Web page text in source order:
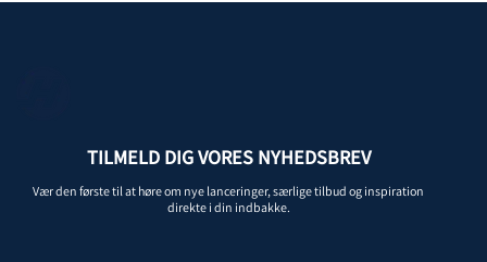
TILMELD DIG VORES NYHEDSBREV
Vær den første til at høre om nye lanceringer, særlige tilbud og inspiration
direkte i din indbakke.